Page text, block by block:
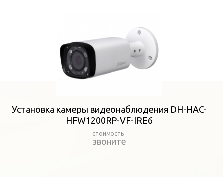
Установка камеры видеонаблюдения DH-HAC-
HFW1200RP-VF-IRE6
звоните